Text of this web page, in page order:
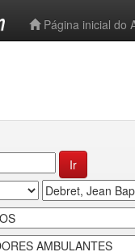
Página inicial do